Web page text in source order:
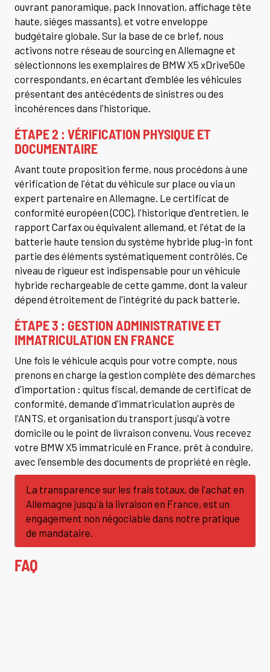
ouvrant panoramique, pack Innovation, affichage tête
haute, sièges massants), et votre enveloppe
budgétaire globale. Sur la base de ce brief, nous
activons notre réseau de sourcing en Allemagne et
sélectionnons les exemplaires de BMW X5 xDrive50e
correspondants, en écartant d'emblée les véhicules
présentant des antécédents de sinistres ou des
incohérences dans l'historique.
ÉTAPE 2 : VÉRIFICATION PHYSIQUE ET
DOCUMENTAIRE
Avant toute proposition ferme, nous procédons à une
vérification de l'état du véhicule sur place ou via un
expert partenaire en Allemagne. Le certificat de
conformité européen (COC), l'historique d'entretien, le
rapport Carfax ou équivalent allemand, et l'état de la
batterie haute tension du système hybride plug-in font
partie des éléments systématiquement contrôlés. Ce
niveau de rigueur est indispensable pour un véhicule
hybride rechargeable de cette gamme, dont la valeur
dépend étroitement de l'intégrité du pack batterie.
ÉTAPE 3 : GESTION ADMINISTRATIVE ET
IMMATRICULATION EN FRANCE
Une fois le véhicule acquis pour votre compte, nous
prenons en charge la gestion complète des démarches
d'importation : quitus fiscal, demande de certificat de
conformité, demande d'immatriculation auprès de
l'ANTS, et organisation du transport jusqu'à votre
domicile ou le point de livraison convenu. Vous recevez
votre BMW X5 immatriculé en France, prêt à conduire,
avec l'ensemble des documents de propriété en règle.
La transparence sur les frais totaux, de l'achat en
Allemagne jusqu'à la livraison en France, est un
engagement non négociable dans notre pratique
de mandataire.
FAQ